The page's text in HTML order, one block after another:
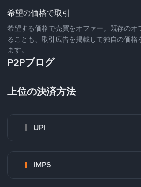
希望の価格で取引
希望する価格で売買をオファー。既存のオ
ることも、取引広告を掲載して独自の価格
ます。
P2Pブログ
上位の決済方法
UPI
IMPS